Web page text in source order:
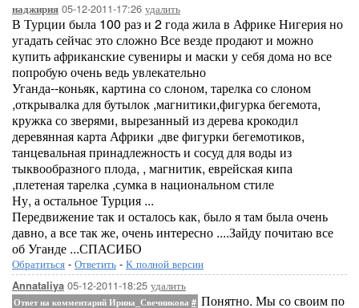
наджирия 05-12-2011-17:26 удалить
В Турции была 100 раз и 2 года жила в Африке Нигерия но
угадать сейчас это сложно Все везде продают и можно
купить африканские сувениры и маски у себя дома но все
попробую очень ведь увлекательно
Уганда--коньяк, картина со слоном, тарелка со слоном
,открывалка для бутылок ,магнитики,фигурка бегемота,
кружка со зверями, вырезанный из дерева крокодил
деревянная карта Африки ,две фигурки бегемотиков,
танцевальная принадлежность и сосуд для воды из
тыквообразного плода, , магнитик, еврейская кипа
,плетеная тарелка ,сумка в национальном стиле
Ну, а остальное Турция ...
Передвижение так и осталось как, было я там была очень
давно, а все так же, очень интересно ....Зайду почитаю все
об Уганде ...СПАСИБО
Обратиться - Ответить - К полной версии
Annataliya 05-12-2011-18:25 удалить
Ответ на комментарий Ирина_Свечникова # Понятно. Мы со своим по